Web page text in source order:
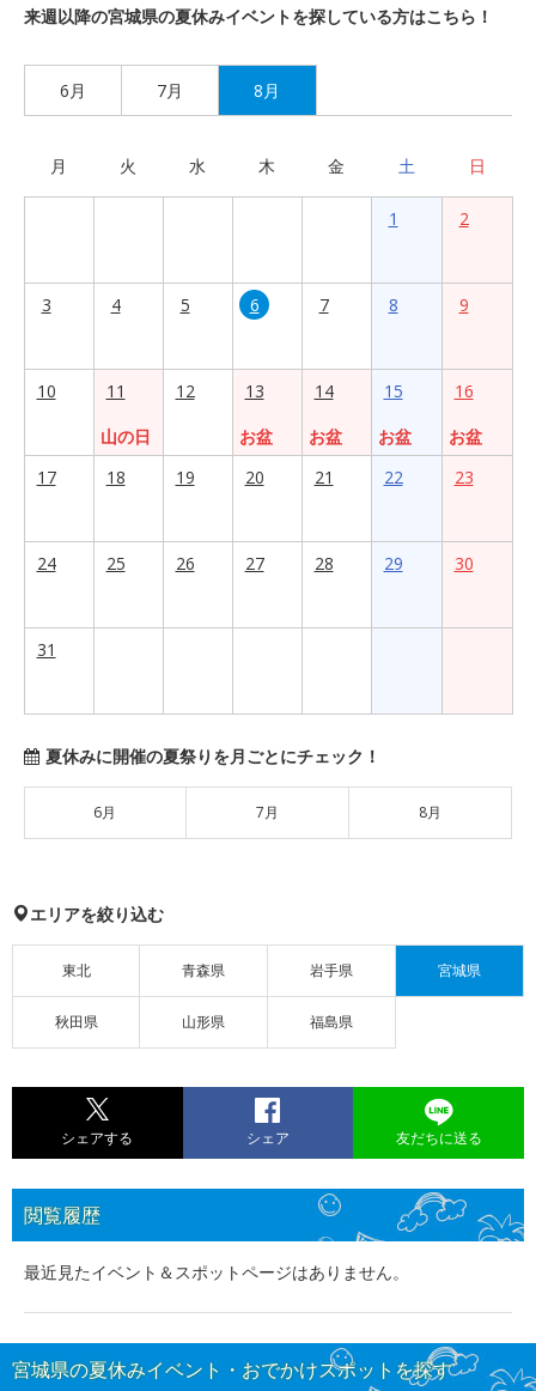
来週以降の宮城県の夏休みイベントを探している方はこちら！
6月 7月 8月
月 火 水 木 金 土 日
1 2
3 4 5 6 7 8 9
10
11
山の日
12
13
お盆
14
お盆
15
お盆
16
お盆
17
18 19 20 21 22 23
24 25 26 27 28 29 30
31
夏休みに開催の夏祭りを月ごとにチェック！
6月 7月 8月
エリアを絞り込む
東北 青森県 岩手県 宮城県
秋田県 山形県 福島県
シェアする シェア 友だちに送る
閲覧履歴
最近見たイベント＆スポットページはありません。
宮城県の夏休みイベント・おでかけスポットを探す